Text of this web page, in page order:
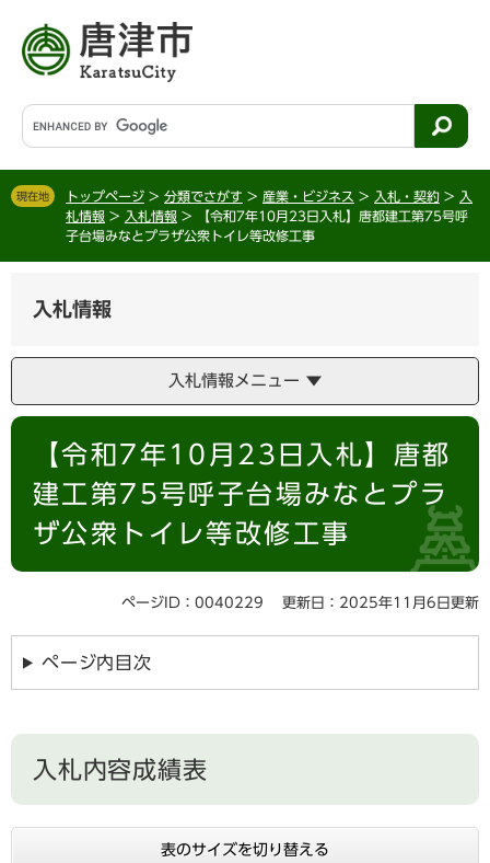
す
。
し
て
へ
G
o
g
l
タ
ム
現在地 トップページ > 分類でさがす > 産業・ビジネス > 入札・契約 > 入
札情報 > 入札情報 >
【令和7年10月23日入札】唐都建工第75号呼
子台場みなとプラザ公衆トイレ等改修工事
入札情報
入札情報メニュー
本
【令和7年10月23日入札】唐都
建工第75号呼子台場みなとプラ
ザ公衆トイレ等改修工事
ページID：0040229 更新日：2025年11月6日更新
ページ内目次
入札内容成績表
表のサイズを切り替える